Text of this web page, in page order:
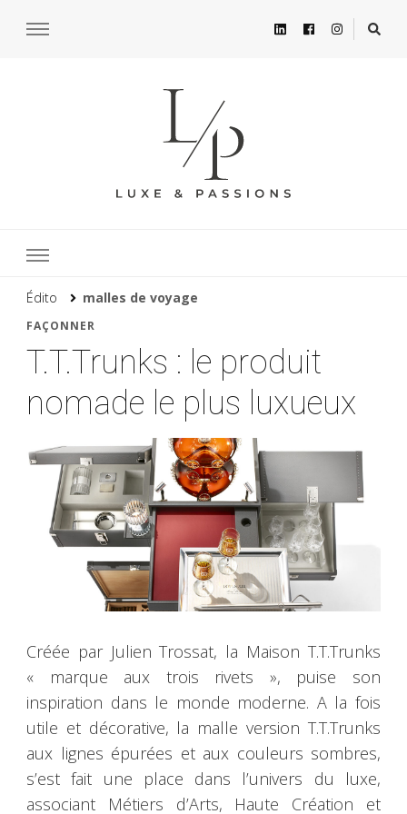
Édito malles de voyage
FAÇONNER
T.T.Trunks : le produit
nomade le plus luxueux
Créée par Julien Trossat, la Maison T.T.Trunks
« marque aux trois rivets », puise son
inspiration dans le monde moderne. A la fois
utile et décorative, la malle version T.T.Trunks
aux lignes épurées et aux couleurs sombres,
s’est fait une place dans l’univers du luxe,
associant Métiers d’Arts, Haute Création et